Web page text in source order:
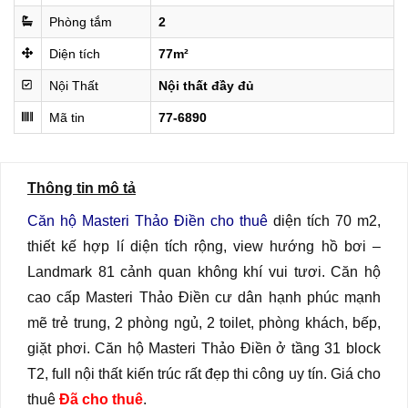
Phòng tắm 2
Diện tích 77m²
Nội Thất Nội thất đầy đủ
Mã tin 77-6890
Thông tin mô tả
Căn hộ Masteri Thảo Điền cho thuê diện tích 70 m2,
thiết kế hợp lí diện tích rộng, view hướng hồ bơi –
Landmark 81 cảnh quan không khí vui tươi. Căn hộ
cao cấp Masteri Thảo Điền cư dân hạnh phúc mạnh
mẽ trẻ trung, 2 phòng ngủ, 2 toilet, phòng khách, bếp,
giặt phơi. Căn hộ Masteri Thảo Điền ở tầng 31 block
T2, full nội thất kiến trúc rất đẹp thi công uy tín. Giá cho
thuê Đã cho thuê.